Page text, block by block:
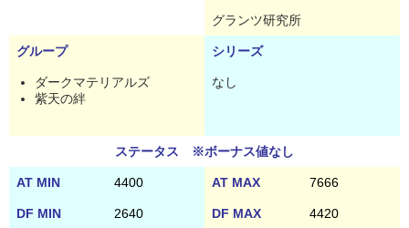
グランツ研究所
グループ シリーズ
ダークマテリアルズ
紫天の絆
なし
ステータス ※ボーナス値なし
AT MIN 4400 AT MAX 7666
DF MIN 2640 DF MAX 4420